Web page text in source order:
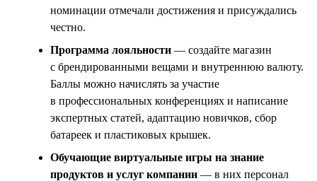
номинации отмечали достижения и присуждались
честно.
Программа лояльности — создайте магазин
с брендированными вещами и внутреннюю валюту.
Баллы можно начислять за участие
в профессиональных конференциях и написание
экспертных статей, адаптацию новичков, сбор
батареек и пластиковых крышек.
Обучающие виртуальные игры на знание
продуктов и услуг компании — в них персонал